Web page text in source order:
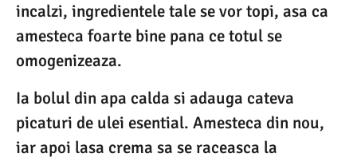
incalzi, ingredientele tale se vor topi, asa ca
amesteca foarte bine pana ce totul se
omogenizeaza.
Ia bolul din apa calda si adauga cateva
picaturi de ulei esential. Amesteca din nou,
iar apoi lasa crema sa se raceasca la